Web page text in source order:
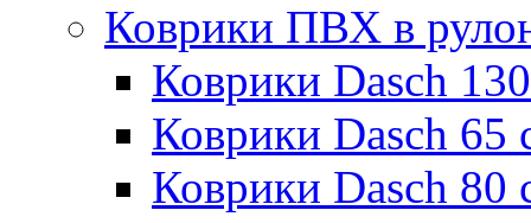
Коврики ПВХ в
Коврики Dasch
Коврики Dasch 65
Коврики Dasch 80